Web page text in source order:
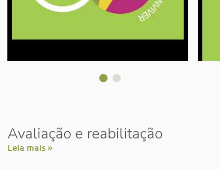
Avaliação e reabilitação
Leia mais »